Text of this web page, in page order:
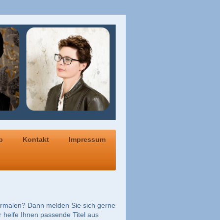
Kontakt Impressum
Dann melden Sie sich gerne
Ihnen passende Titel aus